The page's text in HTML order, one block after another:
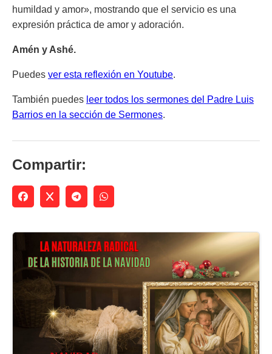
humildad y amor», mostrando que el servicio es una
expresión práctica de amor y adoración.
Amén y Ashé.
Puedes ver esta reflexión en Youtube.
También puedes leer todos los sermones del Padre Luis
Barrios en la sección de Sermones.
Compartir: